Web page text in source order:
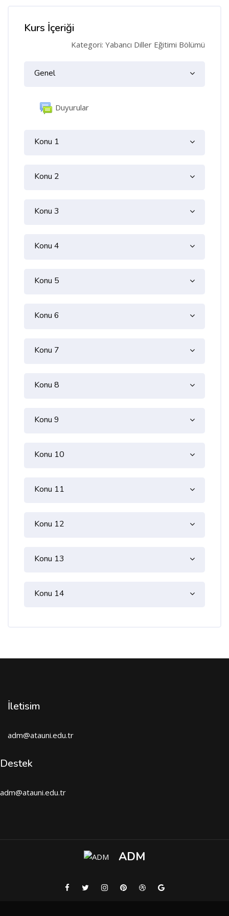
Kurs İçeriği
Kategori: Yabancı Diller Eğitimi Bölümü
Konu özeti
Genel
Duyurular
Forum
Konu 1
Konu 2
Konu 3
Konu 4
Konu 5
Konu 6
Konu 7
Konu 8
Konu 9
Konu 10
Konu 11
Konu 12
Konu 13
Konu 14
İletisim
adm@atauni.edu.tr
Destek
adm@atauni.edu.tr
ADM